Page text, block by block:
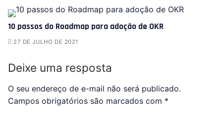
10 passos do Roadmap para adoção de OKR
27 DE JULHO DE 2021
Deixe uma resposta
O seu endereço de e-mail não será publicado.
Campos obrigatórios são marcados com *